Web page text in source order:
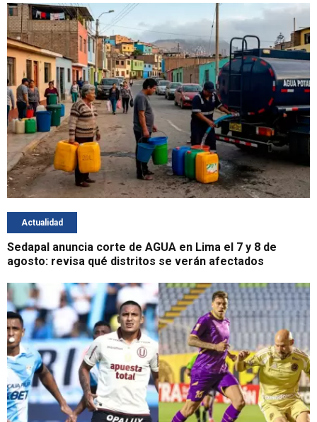
Actualidad
Sedapal anuncia corte de AGUA en Lima el 7 y 8 de
agosto: revisa qué distritos se verán afectados